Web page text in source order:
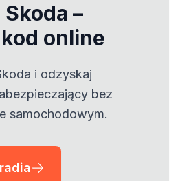
–
online
i odzyskaj
bez
samochodowym.